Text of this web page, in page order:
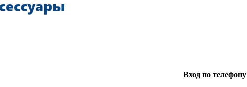
Вход по телефону